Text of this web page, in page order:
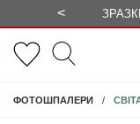
<
ФОТОШПАЛЕРИ